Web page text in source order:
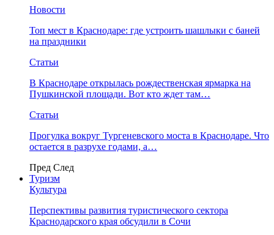
Новости
Топ мест в Краснодаре: где устроить шашлыки с баней
на праздники
Статьи
В Краснодаре открылась рождественская ярмарка на
Пушкинской площади. Вот кто ждет там…
Статьи
Прогулка вокруг Тургеневского моста в Краснодаре. Что
остается в разрухе годами, а…
Пред След
Туризм
Культура
Перспективы развития туристического сектора
Краснодарского края обсудили в Сочи